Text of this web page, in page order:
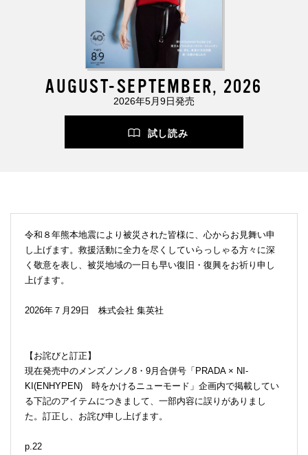
AUGUST-SEPTEMBER, 2026
2026年5月9日発売
試し読み
令和８年熊本地震により被災された皆様に、心からお見舞い申
し上げます。救援活動に全力を尽くしていらっしゃる方々に深
く敬意を表し、被災地域の一日も早い復旧・復興をお祈り申し
上げます。
2026年７月29日 株式会社 集英社
【お詫びと訂正】
現在発売中のメンズノンノ8・9月合併号「PRADA × NI-
KI(ENHYPEN) 時をかけるニューモード」企画内で掲載してい
る下記のアイテムにつきまして、一部内容に誤りがありまし
た。訂正し、お詫び申し上げます。
p.22